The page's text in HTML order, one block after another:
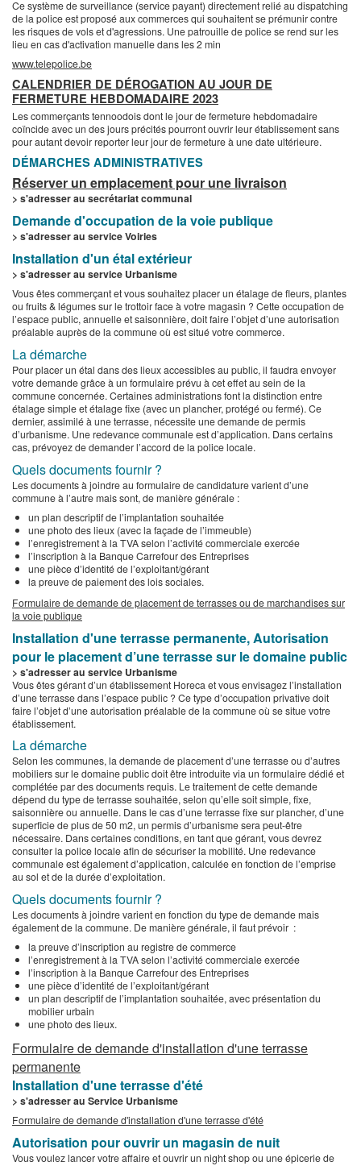
Ce système de surveillance (service payant) directement relié au dispatching
de la police est proposé aux commerces qui souhaitent se prémunir contre
les risques de vols et d'agressions. Une patrouille de police se rend sur les
lieu en cas d'activation manuelle dans les 2 min
www.telepolice.be
CALENDRIER DE DÉROGATION AU JOUR DE
FERMETURE HEBDOMADAIRE 2023
Les commerçants tennoodois dont le jour de fermeture hebdomadaire
coïncide avec un des jours précités pourront ouvrir leur établissement sans
pour autant devoir reporter leur jour de fermeture à une date ultérieure.
DÉMARCHES ADMINISTRATIVES
Réserver un emplacement pour une livraison
> s'adresser au secrétariat communal
Demande d'occupation de la voie publique
> s'adresser au service Voiries
Installation d'un étal extérieur
> s'adresser au service Urbanisme
Vous êtes commerçant et vous souhaitez placer un étalage de fleurs, plantes
ou fruits & légumes sur le trottoir face à votre magasin ? Cette occupation de
l’espace public, annuelle et saisonnière, doit faire l’objet d’une autorisation
préalable auprès de la commune où est situé votre commerce.
La démarche
Pour placer un étal dans des lieux accessibles au public, il faudra envoyer
votre demande grâce à un formulaire prévu à cet effet au sein de la
commune concernée. Certaines administrations font la distinction entre
étalage simple et étalage fixe (avec un plancher, protégé ou fermé). Ce
dernier, assimilé à une terrasse, nécessite une demande de permis
d’urbanisme. Une redevance communale est d’application. Dans certains
cas, prévoyez de demander l’accord de la police locale.
Quels documents fournir ?
Les documents à joindre au formulaire de candidature varient d’une
commune à l’autre mais sont, de manière générale :
un plan descriptif de l’implantation souhaitée
une photo des lieux (avec la façade de l’immeuble)
l’enregistrement à la TVA selon l’activité commerciale exercée
l’inscription à la Banque Carrefour des Entreprises
une pièce d’identité de l’exploitant/gérant
la preuve de paiement des lois sociales.
Formulaire de demande de placement de terrasses ou de marchandises sur
la voie publique
Installation d'une terrasse permanente, Autorisation
pour le placement d’une terrasse sur le domaine public
> s'adresser au service Urbanisme
Vous êtes gérant d’un établissement Horeca et vous envisagez l’installation
d’une terrasse dans l’espace public ? Ce type d’occupation privative doit
faire l’objet d’une autorisation préalable de la commune où se situe votre
établissement.
La démarche
Selon les communes, la demande de placement d’une terrasse ou d’autres
mobiliers sur le domaine public doit être introduite via un formulaire dédié et
complétée par des documents requis. Le traitement de cette demande
dépend du type de terrasse souhaitée, selon qu’elle soit simple, fixe,
saisonnière ou annuelle. Dans le cas d’une terrasse fixe sur plancher, d’une
superficie de plus de 50 m2, un permis d’urbanisme sera peut-être
nécessaire. Dans certaines conditions, en tant que gérant, vous devrez
consulter la police locale afin de sécuriser la mobilité. Une redevance
communale est également d’application, calculée en fonction de l’emprise
au sol et de la durée d’exploitation.
Quels documents fournir ?
Les documents à joindre varient en fonction du type de demande mais
également de la commune. De manière générale, il faut prévoir :
la preuve d’inscription au registre de commerce
l’enregistrement à la TVA selon l’activité commerciale exercée
l’inscription à la Banque Carrefour des Entreprises
une pièce d’identité de l’exploitant/gérant
un plan descriptif de l’implantation souhaitée, avec présentation du
mobilier urbain
une photo des lieux.
Formulaire de demande d'installation d'une terrasse
permanente
Installation d'une terrasse d'été
> s'adresser au Service Urbanisme
Formulaire de demande d'installation d'une terrasse d'été
Autorisation pour ouvrir un magasin de nuit
Vous voulez lancer votre affaire et ouvrir un night shop ou une épicerie de